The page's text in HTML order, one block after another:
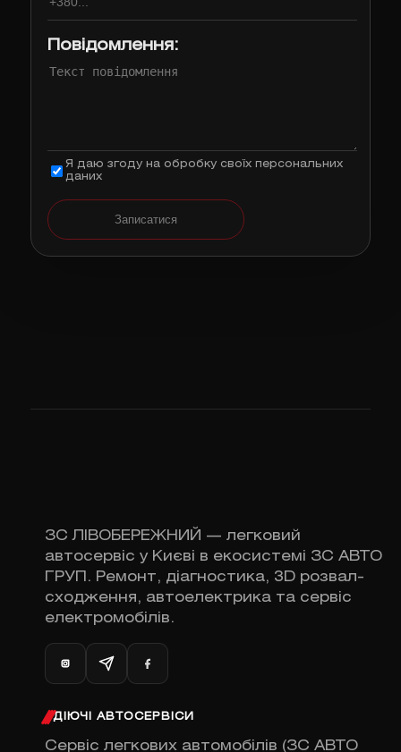
Повідомлення:
Я даю згоду на обробку своїх персональних
даних
Записатися
ЗС ЛІВОБЕРЕЖНИЙ — легковий
автосервіс у Києві в екосистемі ЗС АВТО
ГРУП. Ремонт, діагностика, 3D розвал-
сходження, автоелектрика та сервіс
електромобілів.
ДІЮЧІ АВТОСЕРВІСИ
Сервіс легкових автомобілів (ЗС АВТО